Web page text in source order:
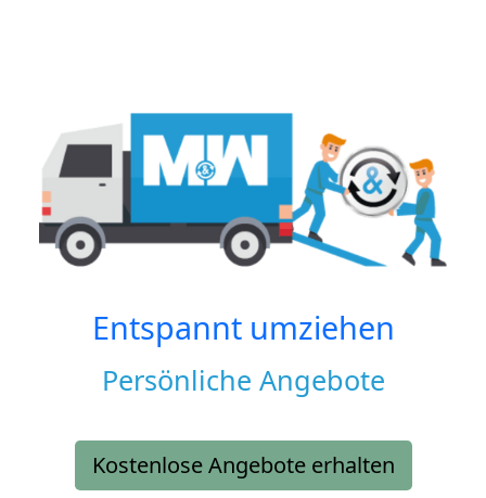
Entspannt umziehen
Persönliche Angebote
Kostenlose Angebote erhalten